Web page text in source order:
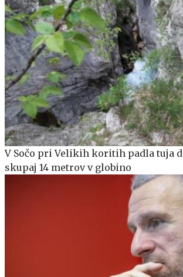
V Sočo pri Velikih koritih padla tuja
skupaj 14 metrov v globino